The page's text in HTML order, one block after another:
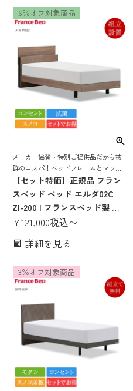
ルベット 日本製 国産 すのこ
70周年
メーカー協賛・特別ご提供品だから抜
群のコスパ！ベッドフレームとマット
レスがセットでお得！
【セット特価】正規品 フラン
スベッド ベッド エルダ02C
ZI-200 | フランスベッド製 マ
ットレス付き マットレスセッ
脚付き 抗菌 コンパクト 省スペ
ダブル ダブル
6％オフ対象商品
¥121,000税込〜
詳細を見る
3％オフ対象商品